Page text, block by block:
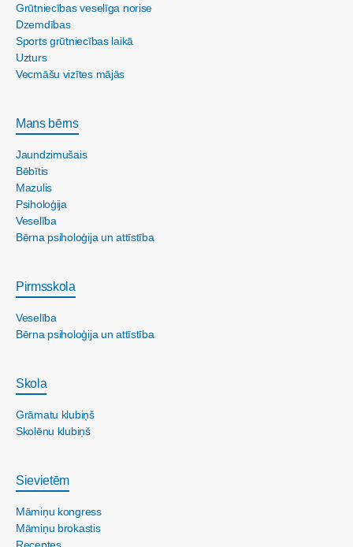
Grūtniecības veselīga norise
Dzemdības
Sports grūtniecības laikā
Uzturs
Vecmāšu vizītes mājās
Mans bērns
Jaundzimušais
Bēbītis
Mazulis
Psiholoģija
Veselība
Bērna psiholoģija un attīstība
Pirmsskola
Veselība
Bērna psiholoģija un attīstība
Skola
Grāmatu klubiņš
Skolēnu klubiņš
Sievietēm
Māmiņu kongress
Māmiņu brokastis
Receptes